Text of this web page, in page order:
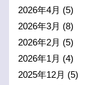
2026年4月 (5)
2026年3月 (8)
2026年2月 (5)
2026年1月 (4)
2025年12月 (5)